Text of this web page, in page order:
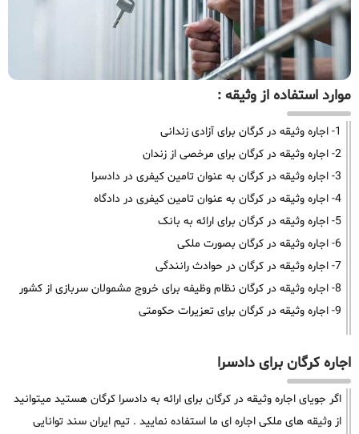
موارد استفاده از وثیقه :
1- اجاره وثیقه در کرگان برای آزادی زندانی
2- اجاره وثیقه در کرگان برای مرخصی از زندان
3- اجاره وثیقه در کرگان به عنوان تامین کیفری در دادسرا
4- اجاره وثیقه در کرگان به عنوان تامین کیفری در دادگاه
5- اجاره وثیقه در کرگان برای ارائه به بانک
6- اجاره وثیقه در کرگان بصورت ملکی
7- اجاره وثیقه در کرگان در حوادث رانندگی
8- اجاره وثیقه در کرگان نظام وظیفه برای خروج مشمولان سربازی از کشور
9- اجاره وثیقه در کرگان برای تعزیرات حکومتی
اجاره کرگان برای دادسرا
اگر جویای اجاره وثیقه در کرگان برای ارائه به دادسرا کرگان هستید میتوانید
از وثیقه های ملکی اجاره ای ما استفاده نمایید . تیم ایران سند توانایی